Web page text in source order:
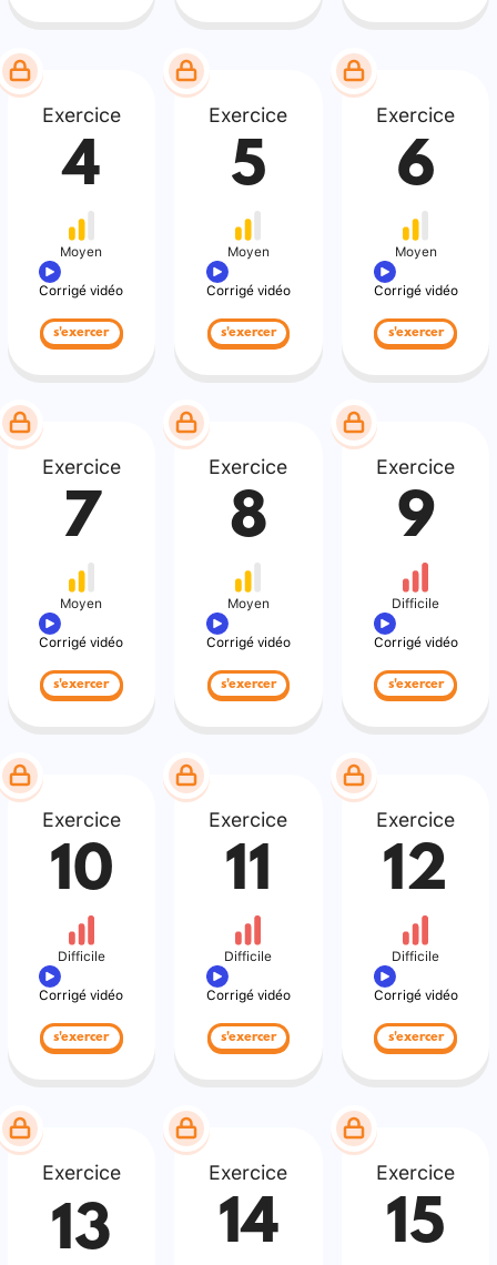
Exercice
4
Moyen
Corrigé vidéo
s'exercer
Exercice
5
Moyen
Corrigé vidéo
s'exercer
Exercice
6
Moyen
Corrigé vidéo
s'exercer
Exercice
7
Moyen
Corrigé vidéo
s'exercer
Exercice
8
Moyen
Corrigé vidéo
s'exercer
Exercice
9
Difficile
Corrigé vidéo
s'exercer
Exercice
10
Difficile
Corrigé vidéo
s'exercer
Exercice
11
Difficile
Corrigé vidéo
s'exercer
Exercice
12
Difficile
Corrigé vidéo
s'exercer
Exercice
13
Exercice
14
Exercice
15